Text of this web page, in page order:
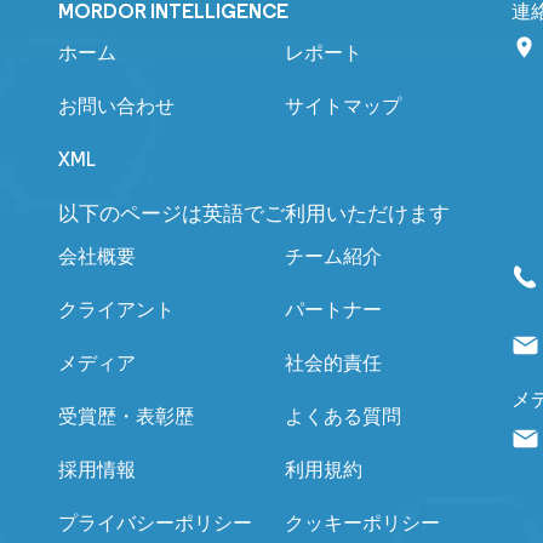
MORDOR INTELLIGENCE
ホーム レポート
お問い合わせ サイトマップ
XML
以下のページは英語でご利用いただけます
会社概要 チーム紹介
クライアント パートナー
メディア 社会的責任
受賞歴・表彰歴 よくある質問
採用情報 利用規約
プライバシーポリシー クッキーポリシー
連
メ